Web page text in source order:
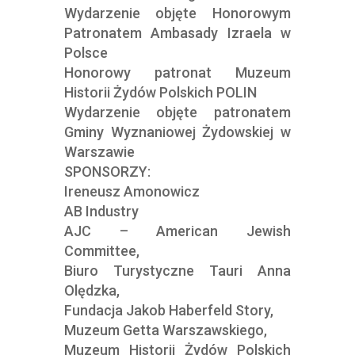
Wydarzenie objęte Honorowym
Patronatem Ambasady Izraela w
Polsce
Honorowy patronat Muzeum
Historii Żydów Polskich POLIN
Wydarzenie objęte patronatem
Gminy Wyznaniowej Żydowskiej w
Warszawie
SPONSORZY:
Ireneusz Amonowicz
AB Industry
AJC – American Jewish
Committee,
Biuro Turystyczne Tauri Anna
Olędzka,
Fundacja Jakob Haberfeld Story,
Muzeum Getta Warszawskiego,
Muzeum Historii Żydów Polskich